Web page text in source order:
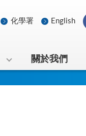
化學署 English
關於我們